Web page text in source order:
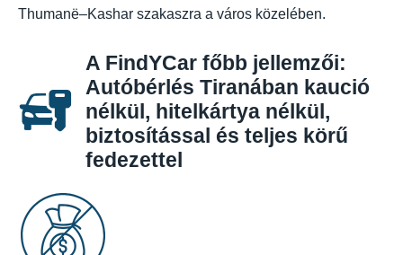
Thumanë–Kashar szakaszra a város közelében.
A FindYCar főbb jellemzői:
Autóbérlés Tiranában kaució
nélkül, hitelkártya nélkül,
biztosítással és teljes körű
fedezettel